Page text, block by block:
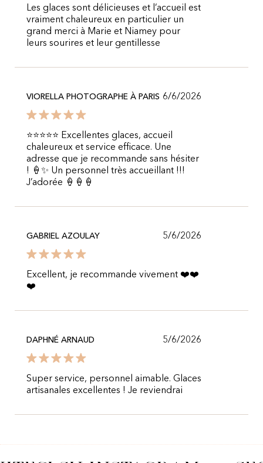
Les glaces sont délicieuses et l’accueil est
vraiment chaleureux en particulier un
grand merci à Marie et Niamey pour
leurs sourires et leur gentillesse
VIORELLA PHOTOGRAPHE À PARIS 6/6/2026
⭐️⭐️⭐️⭐️⭐️ Excellentes glaces, accueil
chaleureux et service efficace. Une
adresse que je recommande sans hésiter
! 🍦✨ Un personnel très accueillant !!!
J’adorée 🍦🍦🍦
GABRIEL AZOULAY 5/6/2026
Excellent, je recommande vivement ❤️❤️
❤️
DAPHNÉ ARNAUD 5/6/2026
Super service, personnel aimable. Glaces
artisanales excellentes ! Je reviendrai